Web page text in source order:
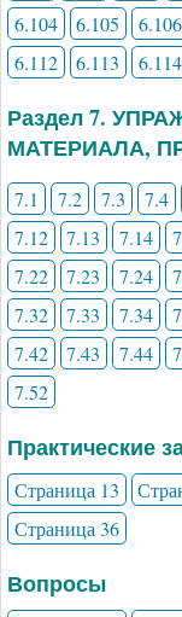
6.104
6.105 6.106
6.112
6.113 6.114
Раздел 7.
МАТЕРИАЛА,
7.1 7.2 7.3 7.4
7.12
7.13 7.14
7.22
7.23 7.24
7.32
7.33 7.34
7.42
7.43 7.44
7.52
Практические
Страница 13
Страница 36
Вопросы